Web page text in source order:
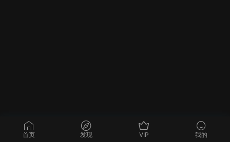
首页 发现 VIP 我的